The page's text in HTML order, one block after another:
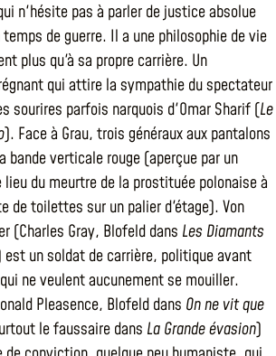
n'hésite pas à parler de justice absolue
de guerre. Il a une philosophie de vie
plus qu'à sa propre carrière. Un
qui attire la sympathie du spectateur
sourires parfois narquois d'Omar Sharif (Le
). Face à Grau, trois généraux aux pantalons
bande verticale rouge (aperçue par un
du meurtre de la prostituée polonaise à
de toilettes sur un palier d'étage). Von
(Charles Gray, Blofeld dans Les Diamants
est un soldat de carrière, politique avant
ne veulent aucunement se mouiller.
Pleasence, Blofeld dans On ne vit que
le faussaire dans La Grande évasion)